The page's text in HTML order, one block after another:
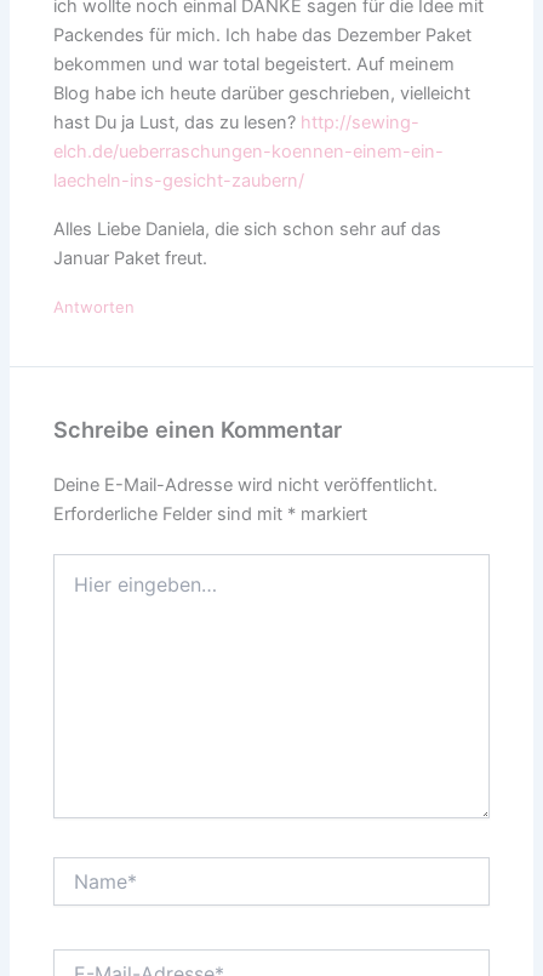
ich wollte noch einmal DANKE sagen für die Idee mit
Packendes für mich. Ich habe das Dezember Paket
bekommen und war total begeistert. Auf meinem
Blog habe ich heute darüber geschrieben, vielleicht
hast Du ja Lust, das zu lesen? http://sewing-
elch.de/ueberraschungen-koennen-einem-ein-
laecheln-ins-gesicht-zaubern/
Alles Liebe Daniela, die sich schon sehr auf das
Januar Paket freut.
Antworten
Schreibe einen Kommentar
Deine E-Mail-Adresse wird nicht veröffentlicht.
Erforderliche Felder sind mit * markiert
eingeben…